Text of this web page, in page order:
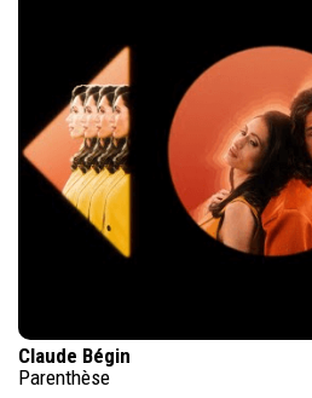
Claude Bégin
Parenthèse